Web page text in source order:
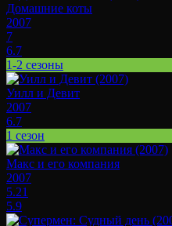
Домашние коты
2007
7
6.7
1-2 сезоны
Уилл и Девит
2007
6.7
1 сезон
Макс и его компания
2007
5.21
5.9